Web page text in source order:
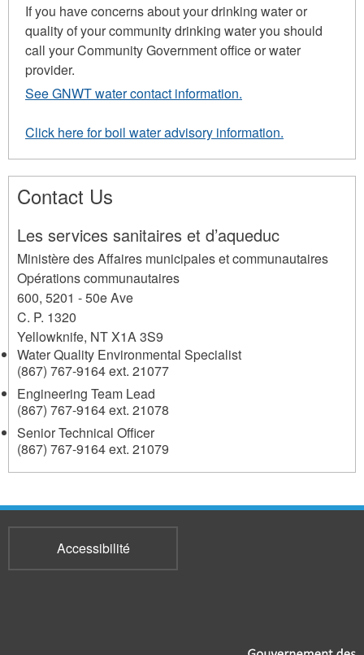
If you have concerns about your drinking water or
quality of your community drinking water you should
call your Community Government office or water
provider.
See GNWT water contact information.
Click here for boil water advisory information.
Contact Us
Les services sanitaires et d’aqueduc
Ministère des Affaires municipales et communautaires
Opérations communautaires
600, 5201 - 50e Ave
C. P. 1320
Yellowknife, NTX1A 3S9
Water Quality Environmental Specialist
(867) 767-9164 ext. 21077
Engineering Team Lead
(867) 767-9164 ext. 21078
Senior Technical Officer
(867) 767-9164 ext. 21079
Accessibilité